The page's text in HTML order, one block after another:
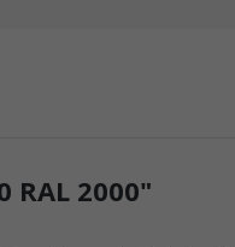
RAL 2000"